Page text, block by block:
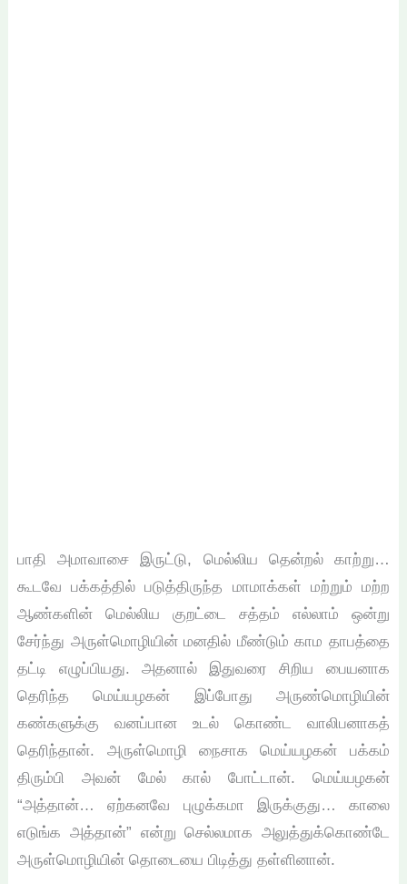
பாதி அமாவாசை இருட்டு, மெல்லிய தென்றல் காற்று…
கூடவே பக்கத்தில் படுத்திருந்த மாமாக்கள் மற்றும் மற்ற
ஆண்களின் மெல்லிய குறட்டை சத்தம் எல்லாம் ஒன்று
சேர்ந்து அருள்மொழியின் மனதில் மீண்டும் காம தாபத்தை
தட்டி எழுப்பியது. அதனால் இதுவரை சிறிய பையனாக
தெரிந்த மெய்யழகன் இப்போது அருண்மொழியின்
கண்களுக்கு வனப்பான உடல் கொண்ட வாலிபனாகத்
தெரிந்தான். அருள்மொழி நைசாக மெய்யழகன் பக்கம்
திரும்பி அவன் மேல் கால் போட்டான். மெய்யழகன்
“அத்தான்… ஏற்கனவே புழுக்கமா இருக்குது… காலை
எடுங்க அத்தான்” என்று செல்லமாக அலுத்துக்கொண்டே
அருள்மொழியின் தொடையை பிடித்து தள்ளினான்.